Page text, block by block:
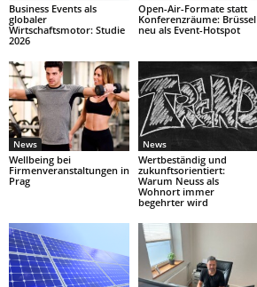
Business Events als
globaler
Wirtschaftsmotor: Studie
2026
Open-Air-Formate statt
Konferenzräume: Brüssel
neu als Event-Hotspot
News
Wellbeing bei
Firmenveranstaltungen in
Prag
News
Wertbeständig und
zukunftsorientiert:
Warum Neuss als
Wohnort immer
begehrter wird